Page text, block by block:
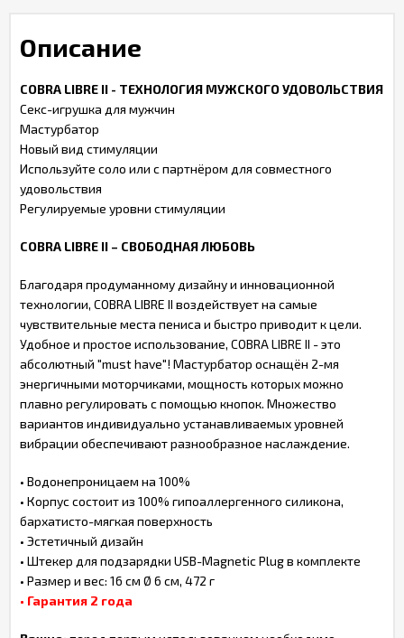
Описание
COBRA LIBRE II - ТЕХНОЛОГИЯ МУЖСКОГО УДОВОЛЬСТВИЯ
Секс-игрушка для мужчин
Мастурбатор
Новый вид стимуляции
Используйте соло или с партнёром для совместного
удовольствия
Регулируемые уровни стимуляции
COBRA LIBRE II – СВОБОДНАЯ ЛЮБОВЬ
Благодаря продуманному дизайну и инновационной
технологии, COBRA LIBRE II воздействует на самые
чувствительные места пениса и быстро приводит к цели.
Удобное и простое использование, COBRA LIBRE II - это
абсолютный "must have"! Мастурбатор оснащён 2-мя
энергичными моторчиками, мощность которых можно
плавно регулировать с помощью кнопок. Множество
вариантов индивидуально устанавливаемых уровней
вибрации обеспечивают разнообразное наслаждение.
• Водонепроницаем на 100%
• Корпус состоит из 100% гипоаллергенного силикона,
бархатисто-мягкая поверхность
• Эстетичный дизайн
• Штекер для подзарядки USB-Magnetic Plug в комплекте
• Размер и вес: 16 см Ø 6 см, 472 г
• Гарантия 2 года